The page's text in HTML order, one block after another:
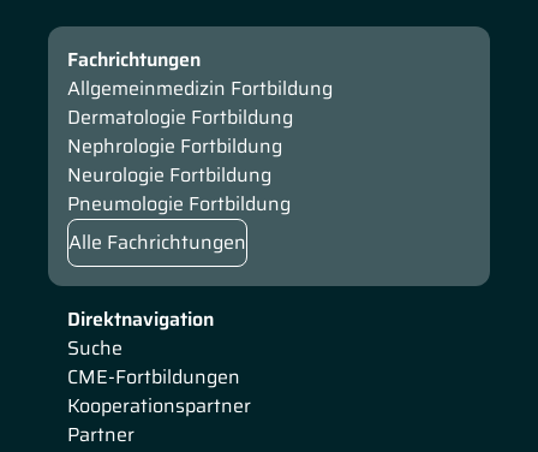
Direktnavigation
Suche
CME-Fortbildungen
Kooperationspartner
Partner
Fachrichtungen
Allgemeinmedizin Fortbildung
Dermatologie Fortbildung
Nephrologie Fortbildung
Neurologie Fortbildung
Pneumologie Fortbildung
Alle Fachrichtungen